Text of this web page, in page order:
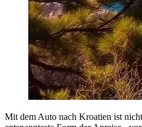
Mit dem Auto nach Kroatien ist